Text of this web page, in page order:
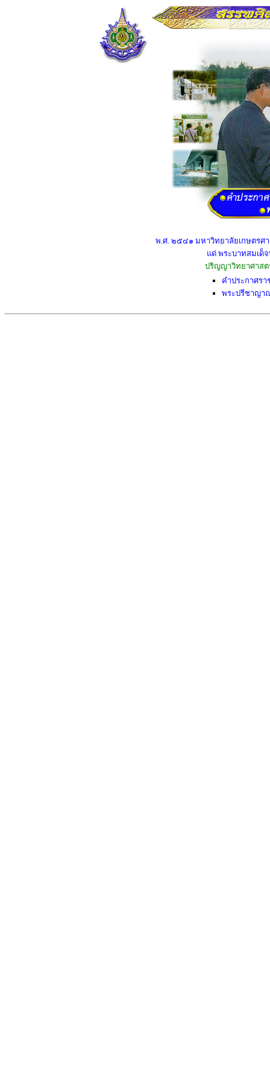
พ.ศ. ๒๕๔๑ มหาวิทยาลัยเกษตร
แด่ พระบาทสมเด็
ปริญญาวิทยาศาส
คำประกาศร
พระปรีชาญา